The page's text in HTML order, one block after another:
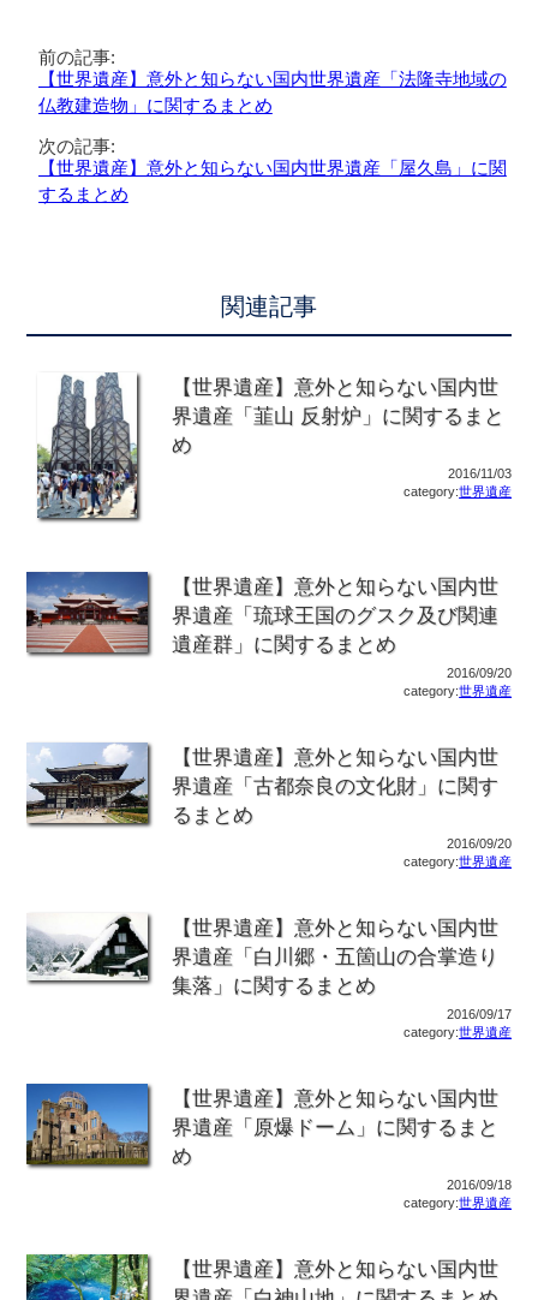
前の記事:
【世界遺産】意外と知らない国内世界遺産「法隆寺地域の
仏教建造物」に関するまとめ
次の記事:
【世界遺産】意外と知らない国内世界遺産「屋久島」に関
するまとめ
関連記事
【世界遺産】意外と知らない国内世
界遺産「韮山 反射炉」に関するまと
め
2016/11/03
category:世界遺産
【世界遺産】意外と知らない国内世
界遺産「琉球王国のグスク及び関連
遺産群」に関するまとめ
2016/09/20
category:世界遺産
【世界遺産】意外と知らない国内世
界遺産「古都奈良の文化財」に関す
るまとめ
2016/09/20
category:世界遺産
【世界遺産】意外と知らない国内世
界遺産「白川郷・五箇山の合掌造り
集落」に関するまとめ
2016/09/17
category:世界遺産
【世界遺産】意外と知らない国内世
界遺産「原爆ドーム」に関するまと
め
2016/09/18
category:世界遺産
【世界遺産】意外と知らない国内世